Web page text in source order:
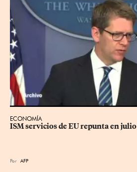
ECONOMÍA
ISM servicios de EU repunta en julio
Por AFP